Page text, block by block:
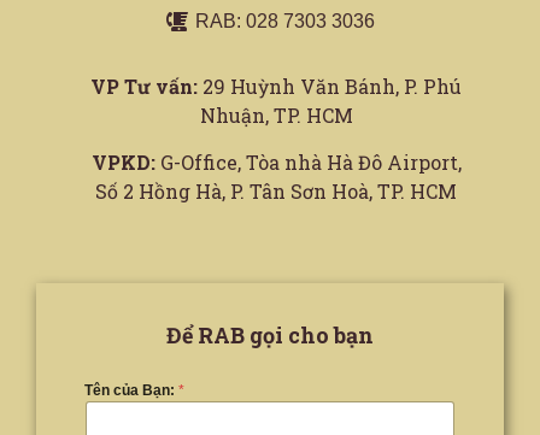
RAB: 028 7303 3036
VP Tư vấn: 29 Huỳnh Văn Bánh, P. Phú
Nhuận, TP. HCM
VPKD:G-Office, Tòa nhà Hà Đô Airport,
Số 2 Hồng Hà, P. Tân Sơn Hoà, TP. HCM
Để RAB gọi cho bạn
Tên của Bạn: *